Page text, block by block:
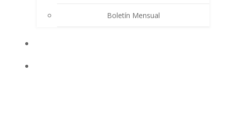
Boletín Mensual